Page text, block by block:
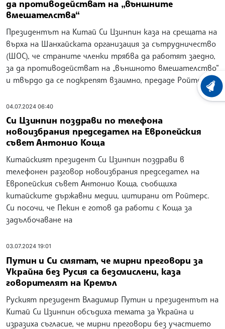
да противодействат на „външните
вмешателства“
Президентът на Китай Си Цзинпин каза на срещата на
върха на Шанхайската организация за сътрудничество
(ШОС), че страните членки трябва да работят заедно,
за да противодействат на „външното вмешателство“
и твърдо да се подкрепят взаимно, предаде Ройтерс.
04.07.2024 06:40
Си Цзинпин поздрави по телефона
новоизбрания председател на Европейския
съвет Антонио Коща
Китайският президент Си Цзинпин поздрави в
телефонен разговор новоизбрания председател на
Европейския съвет Антонио Коща, съобщиха
китайските държавни медии, цитирани от Ройтерс.
Си посочи, че Пекин е готов да работи с Коща за
задълбочаване на
03.07.2024 19:01
Путин и Си смятат, че мирни преговори за
Украйна без Русия са безсмислени, каза
говорителят на Кремъл
Руският президент Владимир Путин и президентът на
Китай Си Цзинпин обсъдиха темата за Украйна и
изразиха съгласие, че мирни преговори без участието